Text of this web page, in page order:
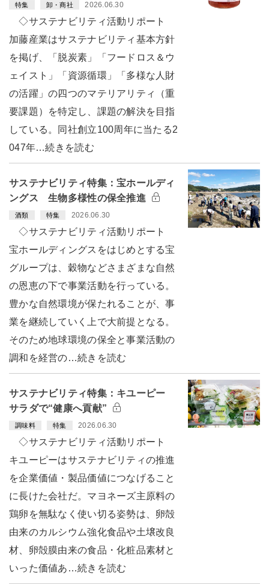
特集 卸・商社 2026.06.30
◇サステナビリティ活動リポート
加藤産業はサステナビリティ基本方針
を掲げ、「脱炭素」「フードロス＆ウ
ェイスト」「資源循環」「多様な人財
の活躍」の四つのマテリアリティ（重
要課題）を特定し、課題の解決を目指
している。同社創立100周年に当たる2
047年…続きを読む
サステナビリティ特集：宝ホールディ
ングス 生物多様性の保全推進
酒類 特集 2026.06.30
◇サステナビリティ活動リポート
宝ホールディングスをはじめとする宝
グループは、穀物などさまざまな自然
の恩恵の下で事業活動を行っている。
豊かな自然環境が保たれることが、事
業を継続していく上で大前提となる。
そのため地球環境の保全と事業活動の
調和を経営の…続きを読む
サステナビリティ特集：キユーピー
サラダで“健康へ貢献”
調味料 特集 2026.06.30
◇サステナビリティ活動リポート
キユーピーはサステナビリティの推進
を企業価値・製品価値につなげること
に長けた会社だ。マヨネーズ主原料の
鶏卵を無駄なく使い切る姿勢は、卵殻
由来のカルシウム強化食品や土壌改良
材、卵殻膜由来の食品・化粧品素材と
いった価値あ…続きを読む